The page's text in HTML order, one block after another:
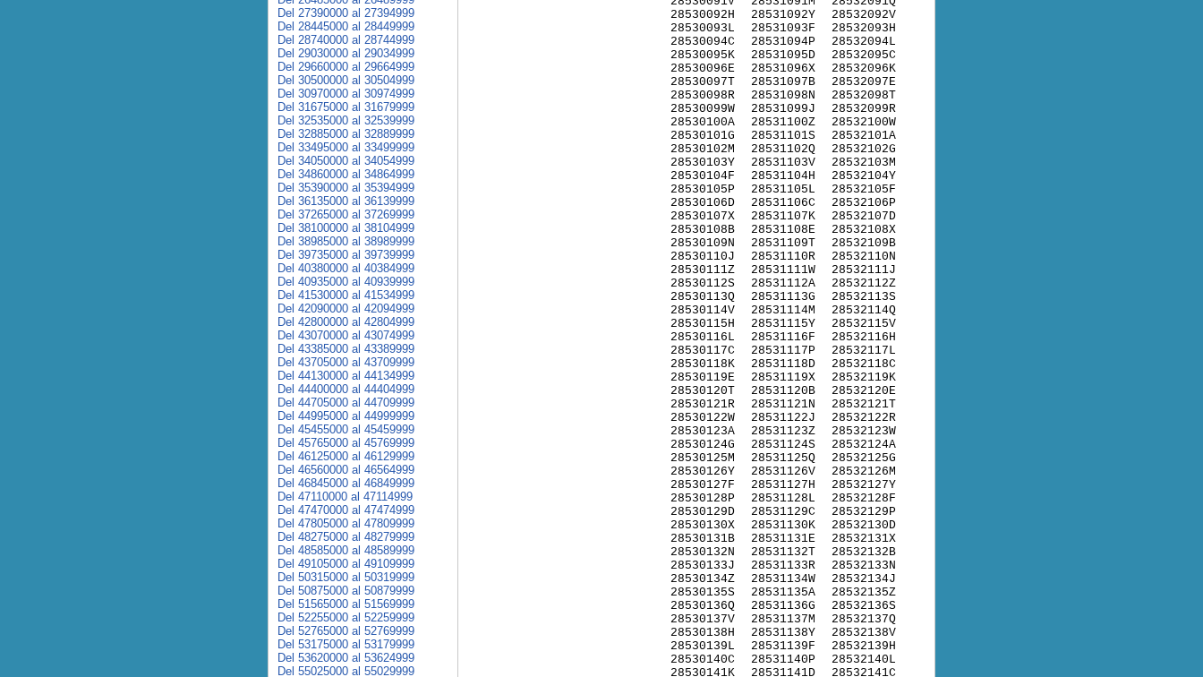
28530092H
28530093L
28530094C
28530095K
28530096E
28530097T
28530098R
28530099W
28530100A
28530101G
28530102M
28530103Y
28530104F
28530105P
28530106D
28530107X
28530108B
28530109N
28530110J
28530111Z
28530112S
28530113Q
28530114V
28530115H
28530116L
28530117C
28530118K
28530119E
28530120T
28530121R
28530122W
28530123A
28530124G
28530125M
28530126Y
28530127F
28530128P
28530129D
28530130X
28530131B
28530132N
28530133J
28530134Z
28530135S
28530136Q
28530137V
28530138H
28530139L
28530140C
28530141K
28531092Y
28531093F
28531094P
28531095D
28531096X
28531097B
28531098N
28531099J
28531100Z
28531101S
28531102Q
28531103V
28531104H
28531105L
28531106C
28531107K
28531108E
28531109T
28531110R
28531111W
28531112A
28531113G
28531114M
28531115Y
28531116F
28531117P
28531118D
28531119X
28531120B
28531121N
28531122J
28531123Z
28531124S
28531125Q
28531126V
28531127H
28531128L
28531129C
28531130K
28531131E
28531132T
28531133R
28531134W
28531135A
28531136G
28531137M
28531138Y
28531139F
28531140P
28531141D
28532092V
28532093H
28532094L
28532095C
28532096K
28532097E
28532098T
28532099R
28532100W
28532101A
28532102G
28532103M
28532104Y
28532105F
28532106P
28532107D
28532108X
28532109B
28532110N
28532111J
28532112Z
28532113S
28532114Q
28532115V
28532116H
28532117L
28532118C
28532119K
28532120E
28532121T
28532122R
28532123W
28532124A
28532125G
28532126M
28532127Y
28532128F
28532129P
28532130D
28532131X
28532132B
28532133N
28532134J
28532135Z
28532136S
28532137Q
28532138V
28532139H
28532140L
28532141C
Del 27390000 al 27394999
Del 28445000 al 28449999
Del 28740000 al 28744999
Del 29030000 al 29034999
Del 29660000 al 29664999
Del 30500000 al 30504999
Del 30970000 al 30974999
Del 31675000 al 31679999
Del 32535000 al 32539999
Del 32885000 al 32889999
Del 33495000 al 33499999
Del 34050000 al 34054999
Del 34860000 al 34864999
Del 35390000 al 35394999
Del 36135000 al 36139999
Del 37265000 al 37269999
Del 38100000 al 38104999
Del 38985000 al 38989999
Del 39735000 al 39739999
Del 40380000 al 40384999
Del 40935000 al 40939999
Del 41530000 al 41534999
Del 42090000 al 42094999
Del 42800000 al 42804999
Del 43070000 al 43074999
Del 43385000 al 43389999
Del 43705000 al 43709999
Del 44130000 al 44134999
Del 44400000 al 44404999
Del 44705000 al 44709999
Del 44995000 al 44999999
Del 45455000 al 45459999
Del 45765000 al 45769999
Del 46125000 al 46129999
Del 46560000 al 46564999
Del 46845000 al 46849999
Del 47110000 al 47114999
Del 47470000 al 47474999
Del 47805000 al 47809999
Del 48275000 al 48279999
Del 48585000 al 48589999
Del 49105000 al 49109999
Del 50315000 al 50319999
Del 50875000 al 50879999
Del 51565000 al 51569999
Del 52255000 al 52259999
Del 52765000 al 52769999
Del 53175000 al 53179999
Del 53620000 al 53624999
Del 55025000 al 55029999